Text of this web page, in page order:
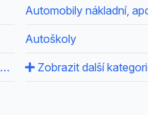
Automobily nákladní,
Autoškoly
Čerpací stanice pohonných hmot Zobrazit další